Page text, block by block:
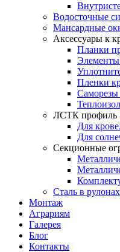
Водосточные
Мансардные
Аксессуары к
Планки
Элементы
Пленки
Саморезы
ЛСТК профиль
Для
Для
Секционные
Сталь в рулонах
Монтаж
Аграриям
Галерея
Блог
Контакты